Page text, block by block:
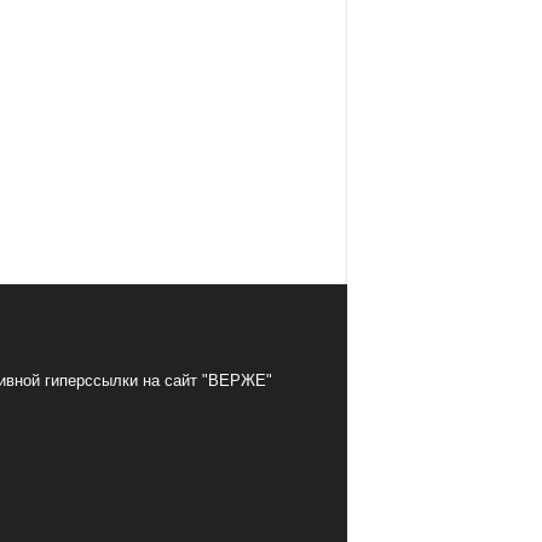
гиперссылки на сайт "ВЕРЖЕ"